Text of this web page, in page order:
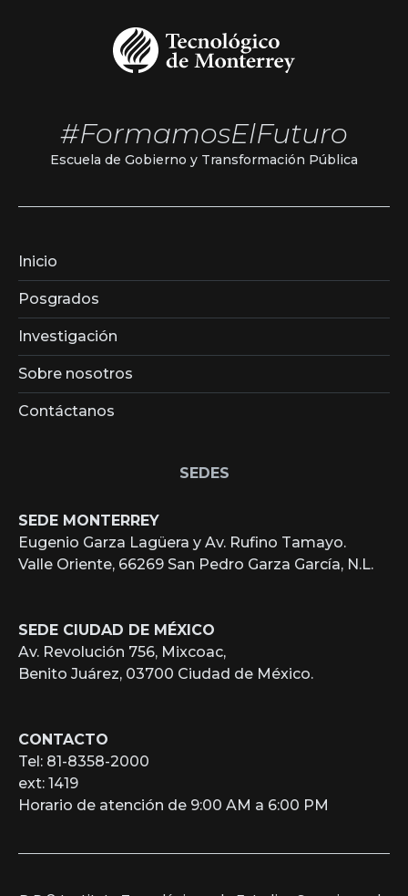
#FormamosElFuturo
Escuela de Gobierno y Transformación Pública
Inicio
Posgrados
Investigación
Sobre nosotros
Contáctanos
SEDES
SEDE MONTERREY
Eugenio Garza Lagüera y Av. Rufino Tamayo.
Valle Oriente, 66269 San Pedro Garza García, N.L.
SEDE CIUDAD DE MÉXICO
Av. Revolución 756, Mixcoac,
Benito Juárez, 03700 Ciudad de México.
CONTACTO
Tel: 81-8358-2000
ext: 1419
Horario de atención de 9:00 AM a 6:00 PM